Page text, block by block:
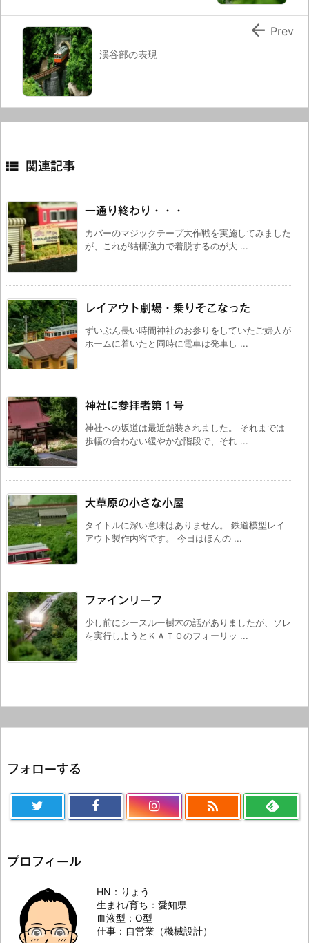
渓谷部の表現
 Prev
 関連記事
一通り終わり・・・
カバーのマジックテープ大作戦を実施してみました
が、これが結構強力で着脱するのが大 ...
レイアウト劇場・乗りそこなった
ずいぶん長い時間神社のお参りをしていたご婦人が
ホームに着いたと同時に電車は発車し ...
神社に参拝者第１号
神社への坂道は最近舗装されました。 それまでは
歩幅の合わない緩やかな階段で、それ ...
大草原の小さな小屋
タイトルに深い意味はありません。 鉄道模型レイ
アウト製作内容です。 今日はほんの ...
ファインリーフ
少し前にシースルー樹木の話がありましたが、ソレ
を実行しようとＫＡＴＯのフォーリッ ...
フォローする

プロフィール
HN：りょう
生まれ/育ち：愛知県
血液型：O型
仕事：自営業（機械設計）